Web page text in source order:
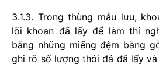
3.1.3. Trong thùng mẫu lưu,
lõi khoan đã lấy để làm thí
bằng những miếng đệm bằng
ghi rõ số lượng thỏi đá đã lấy